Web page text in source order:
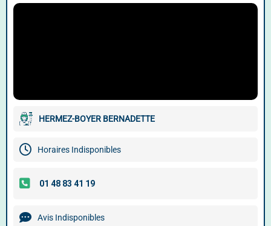
HERMEZ-BOYER BERNADETTE
Horaires Indisponibles
Avis Indisponibles